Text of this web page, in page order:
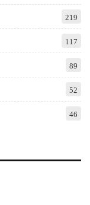
219
117
89
52
46